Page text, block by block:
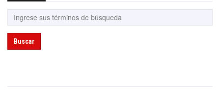
Buscar